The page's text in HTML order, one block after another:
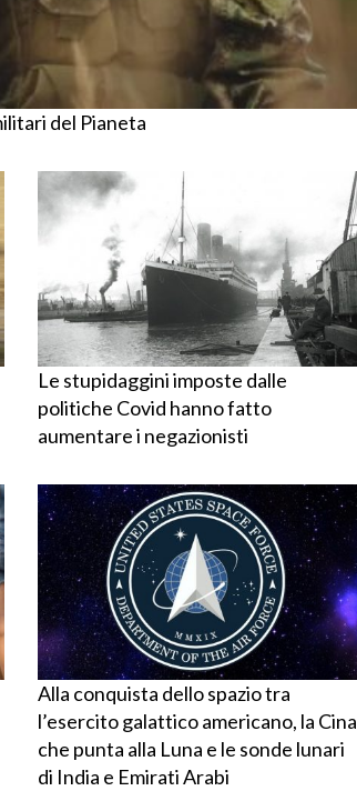
del Pianeta
Le stupidaggini imposte dalle
politiche Covid hanno fatto
aumentare i negazionisti
Alla conquista dello spazio tra
l’esercito galattico americano, la Cina
che punta alla Luna e le sonde lunari
di India e Emirati Arabi